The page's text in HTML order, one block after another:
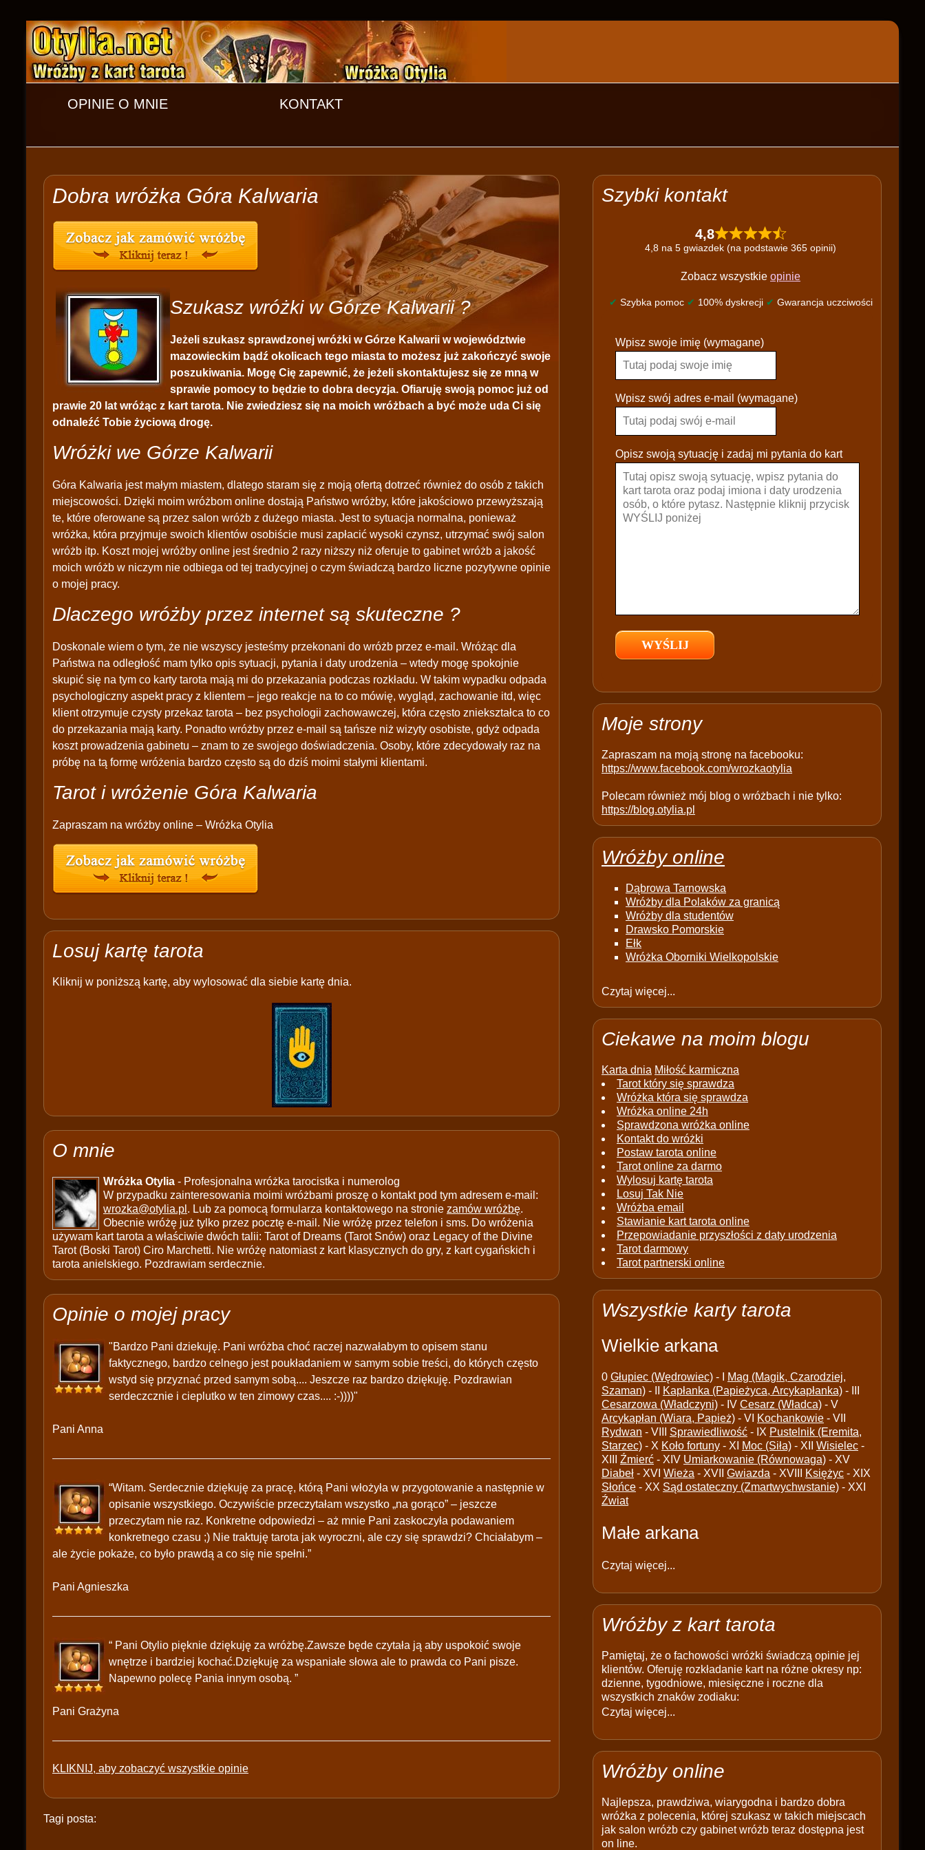
OPINIE O MNIE KONTAKT
Dobra wróżka Góra Kalwaria
Szukasz wróżki w Górze Kalwarii ?
Jeżeli szukasz sprawdzonej wróżki w Górze Kalwarii w województwie
mazowieckim bądź okolicach tego miasta to możesz już zakończyć swoje
poszukiwania. Mogę Cię zapewnić, że jeżeli skontaktujesz się ze mną w
sprawie pomocy to będzie to dobra decyzja. Ofiaruję swoją pomoc już od
prawie 20 lat wróżąc z kart tarota. Nie zwiedziesz się na moich wróżbach a być może uda Ci się
odnaleźć Tobie życiową drogę.
Wróżki we Górze Kalwarii
Góra Kalwaria jest małym miastem, dlatego staram się z moją ofertą dotrzeć również do osób z takich
miejscowości. Dzięki moim wróżbom online dostają Państwo wróżby, które jakościowo przewyższają
te, które oferowane są przez salon wróżb z dużego miasta. Jest to sytuacja normalna, ponieważ
wróżka, która przyjmuje swoich klientów osobiście musi zapłacić wysoki czynsz, utrzymać swój salon
wróżb itp. Koszt mojej wróżby online jest średnio 2 razy niższy niż oferuje to gabinet wróżb a jakość
moich wróżb w niczym nie odbiega od tej tradycyjnej o czym świadczą bardzo liczne pozytywne opinie
o mojej pracy.
Dlaczego wróżby przez internet są skuteczne ?
Doskonale wiem o tym, że nie wszyscy jesteśmy przekonani do wróżb przez e-mail. Wróżąc dla
Państwa na odległość mam tylko opis sytuacji, pytania i daty urodzenia – wtedy mogę spokojnie
skupić się na tym co karty tarota mają mi do przekazania podczas rozkładu. W takim wypadku odpada
psychologiczny aspekt pracy z klientem – jego reakcje na to co mówię, wygląd, zachowanie itd, więc
klient otrzymuje czysty przekaz tarota – bez psychologii zachowawczej, która często zniekształca to co
do przekazania mają karty. Ponadto wróżby przez e-mail są tańsze niż wizyty osobiste, gdyż odpada
koszt prowadzenia gabinetu – znam to ze swojego doświadczenia. Osoby, które zdecydowały raz na
próbę na tą formę wróżenia bardzo często są do dziś moimi stałymi klientami.
Tarot i wróżenie Góra Kalwaria
Zapraszam na wróżby online – Wróżka Otylia
Losuj kartę tarota
Kliknij w poniższą kartę, aby wylosować dla siebie kartę dnia.
O mnie
Wróżka Otylia - Profesjonalna wróżka tarocistka i numerolog
W przypadku zainteresowania moimi wróżbami proszę o kontakt pod tym adresem e-mail:
wrozka@otylia.pl . Lub za pomocą formularza kontaktowego na stronie zamów wróżbę.
Obecnie wróżę już tylko przez pocztę e-mail. Nie wróżę przez telefon i sms. Do wróżenia
używam kart tarota a właściwie dwóch talii: Tarot of Dreams (Tarot Snów) oraz Legacy of the Divine
Tarot (Boski Tarot) Ciro Marchetti. Nie wróżę natomiast z kart klasycznych do gry, z kart cygańskich i
tarota anielskiego. Pozdrawiam serdecznie.
Opinie o mojej pracy
"Bardzo Pani dziekuję. Pani wróżba choć raczej nazwałabym to opisem stanu
faktycznego, bardzo celnego jest poukładaniem w samym sobie treści, do których często
wstyd się przyznać przed samym sobą.... Jeszcze raz bardzo dziękuję. Pozdrawian
serdeczcznie i cieplutko w ten zimowy czas.... :-))))"
Pani Anna
“Witam. Serdecznie dziękuję za pracę, którą Pani włożyła w przygotowanie a następnie w
opisanie wszystkiego. Oczywiście przeczytałam wszystko „na gorąco” – jeszcze
przeczytam nie raz. Konkretne odpowiedzi – aż mnie Pani zaskoczyła podawaniem
konkretnego czasu ;) Nie traktuję tarota jak wyroczni, ale czy się sprawdzi? Chciałabym –
ale życie pokaże, co było prawdą a co się nie spełni.”
Pani Agnieszka
“ Pani Otylio pięknie dziękuję za wróżbę.Zawsze będe czytała ją aby uspokoić swoje
wnętrze i bardziej kochać.Dziękuję za wspaniałe słowa ale to prawda co Pani pisze.
Napewno polecę Pania innym osobą. ”
Pani Grażyna
KLIKNIJ, aby zobaczyć wszystkie opinie
Tagi posta:
Szybki kontakt
4,8
4,8 na 5 gwiazdek (na podstawie 365 opinii)
Zobacz wszystkie opinie
✔ Szybka pomoc ✔ 100% dyskrecji ✔ Gwarancja uczciwości
l
a
s
e
a
e
e
p
y
Wpisz swoje imię (wymagane)
Wpisz swój adres e-mail (wymagane)
Opisz swoją sytuację i zadaj mi pytania do kart
Moje strony
Zapraszam na moją stronę na facebooku:
https://www.facebook.com/wrozkaotylia
Polecam również mój blog o wróżbach i nie tylko:
https://blog.otylia.pl
Wróżby online
Dąbrowa Tarnowska
Wróżby dla Polaków za granicą
Wróżby dla studentów
Drawsko Pomorskie
Ełk
Wróżka Oborniki Wielkopolskie
Czytaj więcej...
Ciekawe na moim blogu
Karta dnia Miłość karmiczna
Tarot który się sprawdza
Wróżka która się sprawdza
Wróżka online 24h
Sprawdzona wróżka online
Kontakt do wróżki
Postaw tarota online
Tarot online za darmo
Wylosuj kartę tarota
Losuj Tak Nie
Wróżba email
Stawianie kart tarota online
Przepowiadanie przyszłości z daty urodzenia
Tarot darmowy
Tarot partnerski online
Wszystkie karty tarota
Wielkie arkana
0 Głupiec (Wędrowiec) - I
Mag (Magik, Czarodziej,
Szaman) - II Kapłanka (Papieżyca, Arcykapłanka) - III
Cesarzowa (Władczyni) - IV Cesarz (Władca) - V
Arcykapłan (Wiara, Papież) - VI Kochankowie - VII
Rydwan - VIII Sprawiedliwość - IX Pustelnik (Eremita,
Starzec) - X Koło fortuny - XI Moc (Siła) - XII Wisielec -
XIII Źmierć - XIV Umiarkowanie (Równowaga) - XV
Diabeł - XVI Wieża - XVII Gwiazda - XVIII Księżyc - XIX
Słońce - XX Sąd ostateczny (Zmartwychwstanie) - XXI
Źwiat
Małe arkana
Czytaj więcej...
Wróżby z kart tarota
Pamiętaj, że o fachowości wróżki świadczą opinie jej
klientów. Oferuję rozkładanie kart na różne okresy np:
dzienne, tygodniowe, miesięczne i roczne dla
wszystkich znaków zodiaku:
Czytaj więcej...
Wróżby online
Najlepsza, prawdziwa, wiarygodna i bardzo dobra
wróżka z polecenia, której szukasz w takich miejscach
jak salon wróżb czy gabinet wróżb teraz dostępna jest
on line.